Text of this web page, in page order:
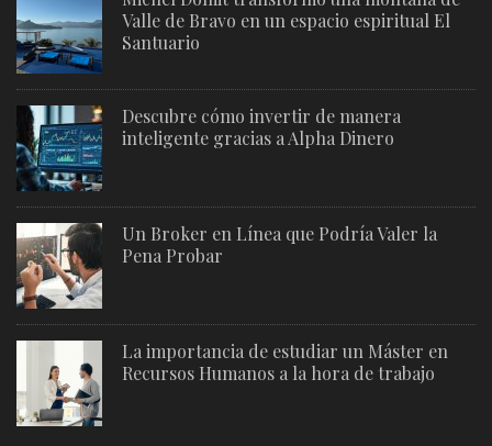
Valle de Bravo en un espacio espiritual El
Santuario
Descubre cómo invertir de manera
inteligente gracias a Alpha Dinero
Un Broker en Línea que Podría Valer la
Pena Probar
La importancia de estudiar un Máster en
Recursos Humanos a la hora de trabajo